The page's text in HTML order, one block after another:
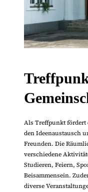
Als Treffpunkt fördert
den Ideenaustausch
Freunden. Die
verschiedene
Studieren, Feiern,
Beisammensein.
diverse